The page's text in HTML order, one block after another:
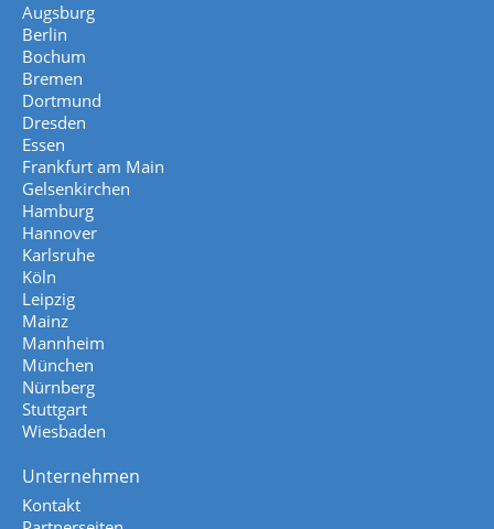
Augsburg
Berlin
Bochum
Bremen
Dortmund
Dresden
Essen
Frankfurt am Main
Gelsenkirchen
Hamburg
Hannover
Karlsruhe
Köln
Leipzig
Mainz
Mannheim
München
Nürnberg
Stuttgart
Wiesbaden
Unternehmen
Kontakt